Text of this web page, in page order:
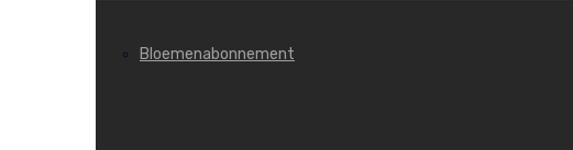
Bloemenabonnement